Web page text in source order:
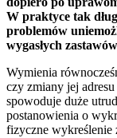
W praktyce tak
problemów
wygasłych zastawów
Wymienia
czy zmiany jej
spowoduje duże
postanowienia o
fizyczne wykreślenie